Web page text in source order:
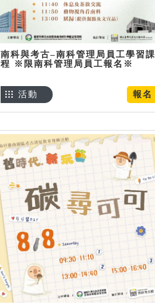
南科與考古–南科管理局員工學習課
程 ※限南科管理局員工報名※
報名
活動